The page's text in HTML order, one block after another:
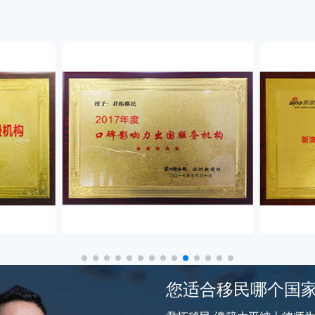
您适合移民哪个国